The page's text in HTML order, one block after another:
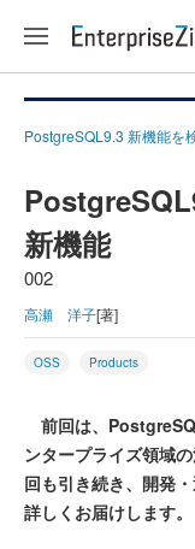
PostgreSQL9.3 新機能を
新機能
002
高瀬 洋子[著]
OSS Products
前回は、
ンタープライズ領域
回も引き続き、開発
詳しくお届けします。